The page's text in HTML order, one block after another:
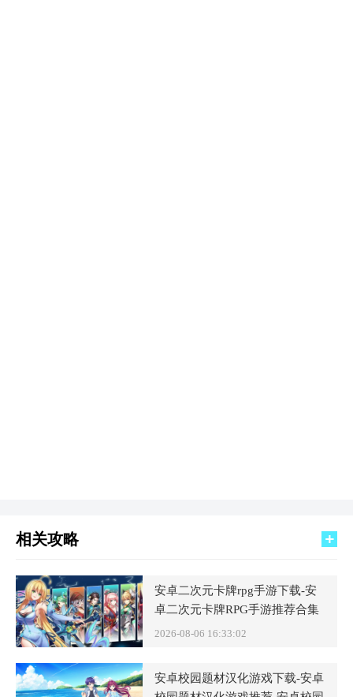
相关攻略
安卓二次元卡牌rpg手游下载-安
卓二次元卡牌RPG手游推荐合集
2026-08-06 16:33:02
安卓校园题材汉化游戏下载-安卓